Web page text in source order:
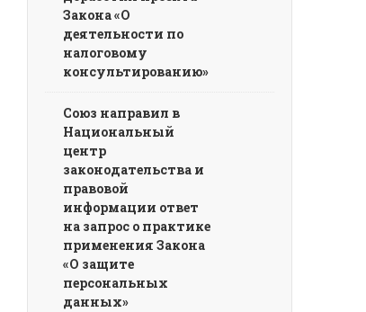
Закона «О
деятельности по
налоговому
консультированию»
Союз направил в
Национальный
центр
законодательства и
правовой
информации ответ
на запрос о практике
применения Закона
«О защите
персональных
данных»